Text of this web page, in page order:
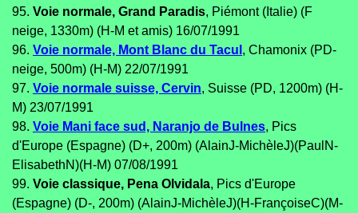
95. Voie normale, Grand Paradis, Piémont (Italie) (F
neige, 1330m) (H-M et amis) 16/07/1991
96. Voie normale, Mont Blanc du Tacul , Chamonix (PD-
neige, 500m) (H-M) 22/07/1991
97. Voie normale suisse, Cervin, Suisse (PD, 1200m) (H-
M) 23/07/1991
98. Voie Mani face sud, Naranjo de Bulnes, Pics
d'Europe (Espagne) (D+, 200m) (AlainJ-MichèleJ)(PaulN-
ElisabethN)(H-M) 07/08/1991
99. Voie classique, Pena Olvidala, Pics d'Europe
(Espagne) (D-, 200m) (AlainJ-MichèleJ)(H-FrançoiseC)(M-